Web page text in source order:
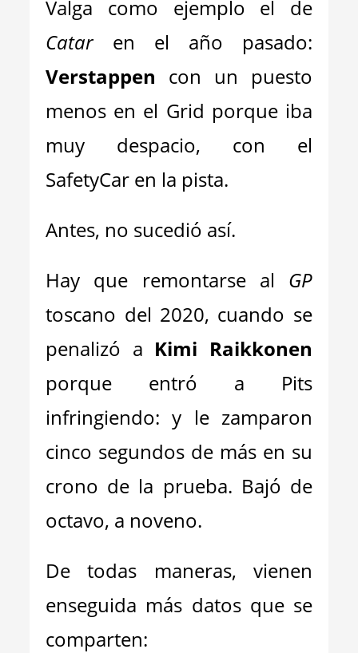
Valga como ejemplo el de
Cataren el año pasado:
Verstappen con un puesto
menos en el Grid porque iba
muy despacio, con el
SafetyCar en la pista.
Antes, no sucedió así.
Hay que remontarse al GP
toscano del 2020, cuando se
penalizó a Kimi Raikkonen
porque entró a Pits
infringiendo: y le zamparon
cinco segundos de más en su
crono de la prueba. Bajó de
octavo, a noveno.
De todas maneras, vienen
enseguida más datos que se
comparten: